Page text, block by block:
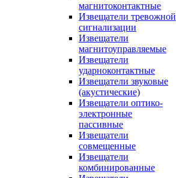
магнитоконтактные
Извещатели тревожной
сигнализации
Извещатели
магнитоуправляемые
Извещатели
ударноконтактные
Извещатели звуковые
(акустические)
Извещатели оптико-
электронные
пассивные
Извещатели
совмещенные
Извещатели
комбинированные